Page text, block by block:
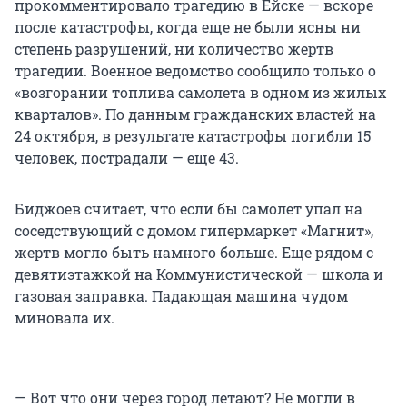
прокомментировало трагедию в Ейске — вскоре
после катастрофы, когда еще не были ясны ни
степень разрушений, ни количество жертв
трагедии. Военное ведомство сообщило только о
«возгорании топлива самолета в одном из жилых
кварталов». По данным гражданских властей на
24 октября, в результате катастрофы погибли 15
человек, пострадали — еще 43.
Биджоев считает, что если бы самолет упал на
соседствующий с домом гипермаркет «Магнит»,
жертв могло быть намного больше. Еще рядом с
девятиэтажкой на Коммунистической — школа и
газовая заправка. Падающая машина чудом
миновала их.
— Вот что они через город летают? Не могли в